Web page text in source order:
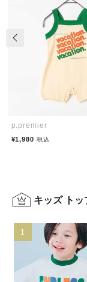
p.premier
¥1,980税込
前の画像
キッズ ト
1